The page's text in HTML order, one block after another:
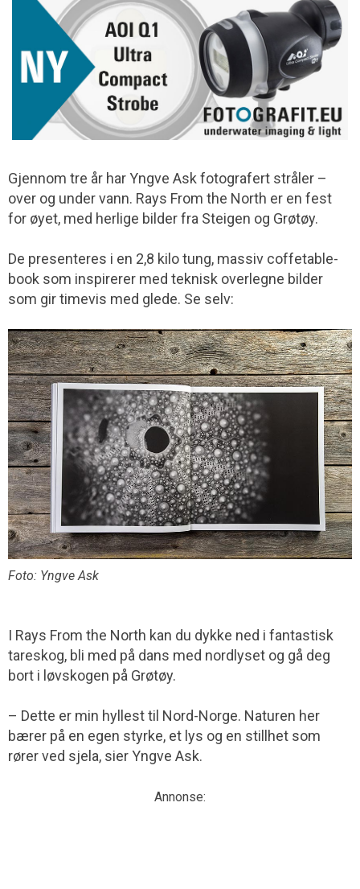
Gjennom tre år har Yngve Ask fotografert stråler –
over og under vann. Rays From the North er en fest
for øyet, med herlige bilder fra Steigen og Grøtøy.
De presenteres i en 2,8 kilo tung, massiv coffetable-
book som inspirerer med teknisk overlegne bilder
som gir timevis med glede. Se selv:
Foto: Yngve Ask
I Rays From the North kan du dykke ned i fantastisk
tareskog, bli med på dans med nordlyset og gå deg
bort i løvskogen på Grøtøy.
– Dette er min hyllest til Nord-Norge. Naturen her
bærer på en egen styrke, et lys og en stillhet som
rører ved sjela, sier Yngve Ask.
Annonse: